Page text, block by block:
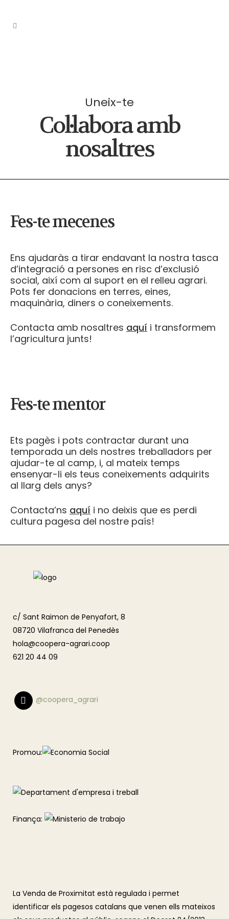
Uneix-te
Col·labora amb
nosaltres
Fes-te mecenes
Ens ajudaràs a tirar endavant la nostra tasca
d’integració a persones en risc d’exclusió
social, així com al suport en el relleu agrari.
Pots fer donacions en terres, eines,
maquinària, diners o coneixements.
Contacta amb nosaltres aquí i transformem
l’agricultura junts!
Fes-te mentor
Ets pagès i pots contractar durant una
temporada un dels nostres treballadors per
ajudar-te al camp, i, al mateix temps
ensenyar-li els teus coneixements adquirits
al llarg dels anys?
Contacta’ns aquí i no deixis que es perdi
cultura pagesa del nostre país!
c/ Sant Raimon de Penyafort, 8
08720 Vilafranca del Penedès
hola@coopera-agrari.coop
621 20 44 09
@coopera_agrari
Promou:
Finança:
La Venda de Proximitat està regulada i permet
identificar els pagesos catalans que venen ells mateixos